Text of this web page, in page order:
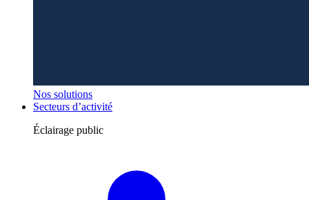
Nos solutions
Secteurs d’activité
Éclairage public